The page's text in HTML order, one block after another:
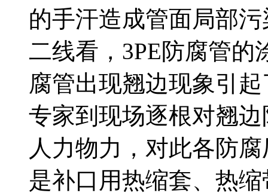
的手汗造成管面局部
二线看，3PE防腐管的
腐管出现翘边现象引
专家到现场逐根对翘
人力物力，对此各防
是补口用热缩套、热